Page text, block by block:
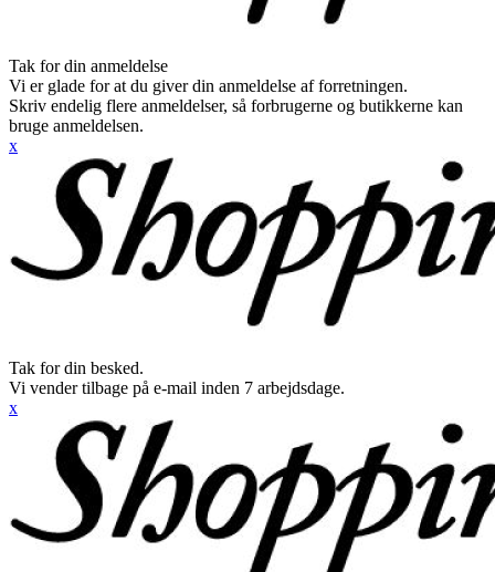
Tak for din anmeldelse
Vi er glade for at du giver din anmeldelse af forretningen.
Skriv endelig flere anmeldelser, så forbrugerne og butikkerne kan
bruge anmeldelsen.
x
Tak for din besked.
Vi vender tilbage på e-mail inden 7 arbejdsdage.
x